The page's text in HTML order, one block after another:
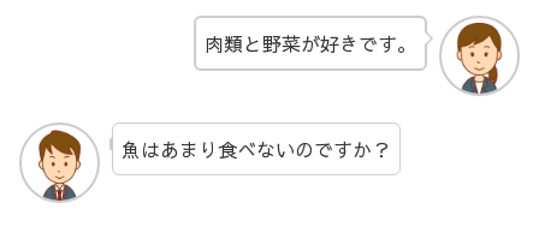
肉類と野菜が好きです。
魚はあまり食べないのですか？